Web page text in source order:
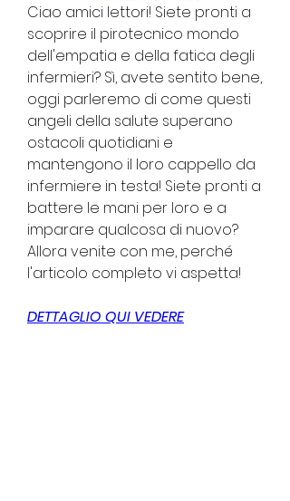
Ciao amici lettori! Siete pronti a
scoprire il pirotecnico mondo
dell'empatia e della fatica degli
infermieri? Sì, avete sentito bene,
oggi parleremo di come questi
angeli della salute superano
ostacoli quotidiani e
mantengono il loro cappello da
infermiere in testa! Siete pronti a
battere le mani per loro e a
imparare qualcosa di nuovo?
Allora venite con me, perché
l'articolo completo vi aspetta!
DETTAGLIO QUI VEDERE